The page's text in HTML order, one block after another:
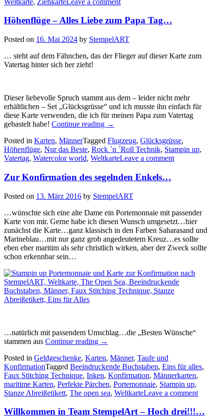
mit
Höhenflüge – Alles Liebe zum Papa Tag…
Posted on 16. Mai 2024 by StempelART
… steht auf dem Fähnchen, das der Flieger auf dieser Karte zum
Vatertag hinter sich her zieht!
Dieser liebevolle Spruch stammt aus dem – leider nicht mehr
erhältlichen – Set „Glücksgrüsse“ und ich musste ihn einfach für
diese Karte verwenden, die ich für meinen Papa zum Vatertag
gebastelt habe! Continue reading „Höhenflüge
Alles
Liebe
zum
Tag…“
→
Posted in Karten, MännerTagged Flugzeug, Glücksgrüsse,
Höhenflüge, Nur das Beste, Rock ´n ´Roll Technik, Stampin up,
Vatertag, Watercolor world, WeltkarteLeave a comment
Zur Konfirmation des segelnden Enkels…
Posted on 13. März 2016 by StempelART
…wünschte sich eine alte Dame ein Portemonnaie mit passender
Karte von mir. Gerne habe ich diesen Wunsch umgesetzt…hier
zunächst die Karte…ganz klassisch in den Farben Saharasand und
Marineblau…mit nur ganz grob angedeutetem Kreuz…es sollte
eben eher maritim als sehr christlich wirken, aber der Zweck sollte
schon erkennbar sein…
…natürlich mit passendem Umschlag…die „Besten Wünsche“
stammen aus Continue reading „Zur
des
segelnden
Enkels…“
→
Posted in Geldgeschenke, Karten, Männer, Taufe und
KonfirmationTagged Beeindruckende Buchstaben, Eins für alles,
Faux Stitching Technique, Inken, Konfirmation, Männerkarten,
maritime Karten, Perfekte Pärchen, Portemonnaie, Stampin up,
Stanze Abreißetikett, The open sea, WeltkarteLeave a comment
Willkommen in Team StempelArt – Hoch drei!!!…